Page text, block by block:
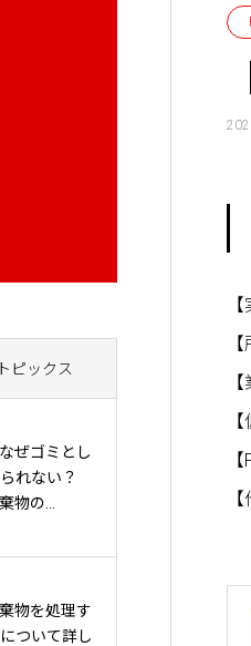
トピックス
ぜゴミとし
れない？
物の...
物を処理す
ついて詳し